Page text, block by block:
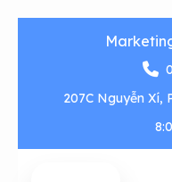
207C Nguyễn Xí,